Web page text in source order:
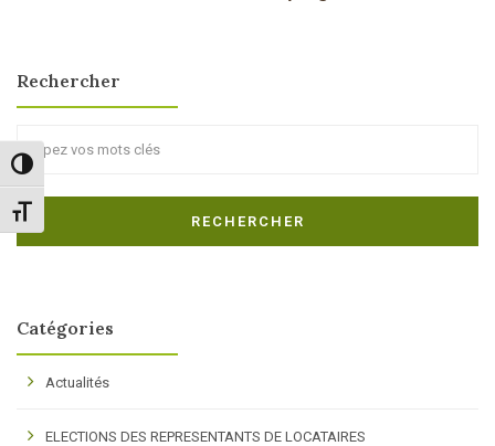
Passer en contraste élevé
Changer la taille de la police
Rechercher
Search
RECHERCHER
Catégories
Actualités
ELECTIONS DES REPRESENTANTS DE LOCATAIRES